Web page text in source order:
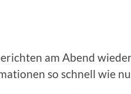
am Abend
so schnell wie